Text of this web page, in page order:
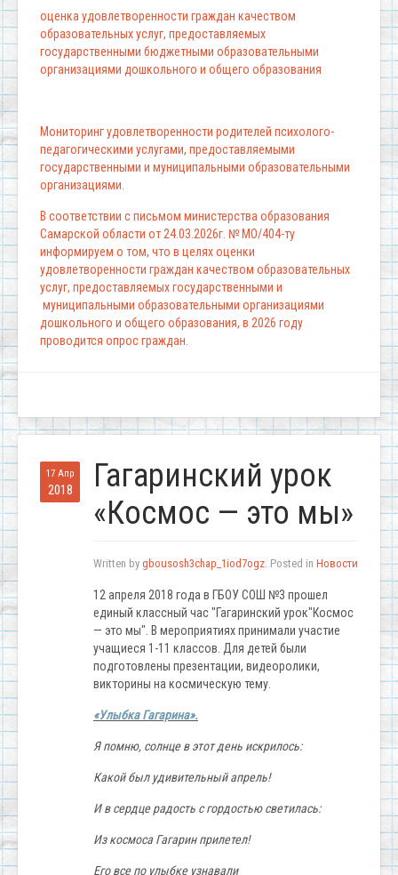
оценка удовлетворенности граждан качеством
образовательных услуг, предоставляемых
государственными бюджетными образовательными
организациями дошкольного и общего образования
Мониторинг удовлетворенности родителей психолого-
педагогическими услугами, предоставляемыми
государственными и муниципальными образовательными
организациями.
В соответствии с письмом министерства образования
Самарской области от 24.03.2026г. № МО/404-ту
информируем о том, что в целях оценки
удовлетворенности граждан качеством образовательных
услуг, предоставляемых государственными и
муниципальными образовательными организациями
дошкольного и общего образования, в 2026 году
проводится опрос граждан.
17 Апр
2018
Гагаринский урок
«Космос — это мы»
Written by gbousosh3chap_1iod7ogz. Posted in Новости
12 апреля 2018 года в ГБОУ СОШ №3 прошел
единый классный час "Гагаринский урок"Космос
— это мы". В мероприятиях принимали участие
учащиеся 1-11 классов. Для детей были
подготовлены презентации, видеоролики,
викторины на космическую тему.
«Улыбка Гагарина».
Я помню, солнце в этот день искрилось:
Какой был удивительный апрель!
И в сердце радость с гордостью светилась:
Из космоса Гагарин прилетел!
Его все по улыбке узнавали